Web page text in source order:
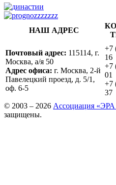
НАШ АДРЕС
Почтовый адрес: 115114, г.
Москва, а/я 50
Адрес офиса: г. Москва, 2-й
Павелецкий проезд, д. 5/1,
оф. 6-5
+7
16
+7
01
+7
37
© 2003 – 2026 Ассоциация «ЭРА
защищены.